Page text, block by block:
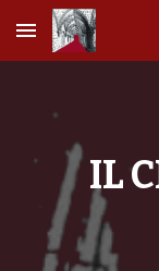
Skip to main
IL